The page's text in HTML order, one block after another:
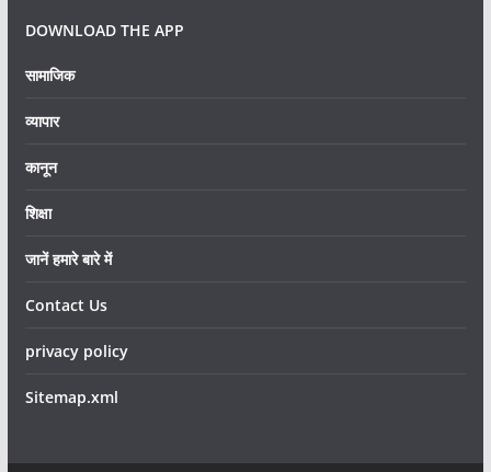
DOWNLOAD THE APP
सामाजिक
व्यापार
कानून
शिक्षा
जानें हमारे बारे में
Contact Us
privacy policy
Sitemap.xml